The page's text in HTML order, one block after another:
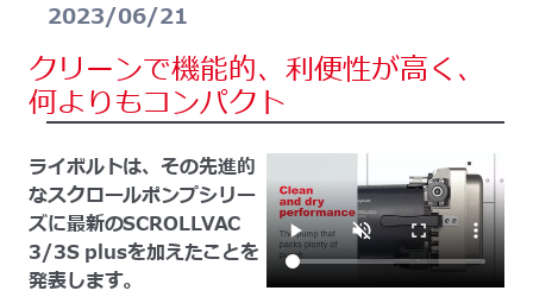
2023/06/21
クリーンで機能的、利便性が高く、
何よりもコンパクト
ライボルトは、その先進的
なスクロールポンプシリー
ズに最新のSCROLLVAC
3/3S plusを加えたことを
発表します。